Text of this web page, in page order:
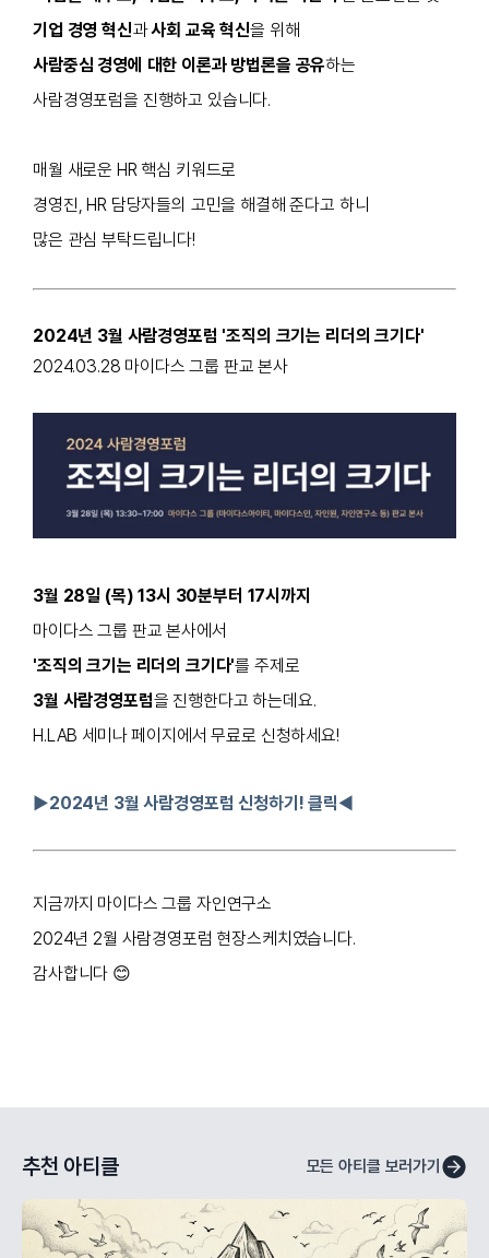
기업 경영 혁신과사회 교육 혁신을 위해
사람중심 경영에 대한 이론과 방법론을 공유하는
사람경영포럼을 진행하고 있습니다.
매월 새로운 HR 핵심 키워드로
경영진, HR 담당자들의 고민을 해결해 준다고 하니
많은 관심 부탁드립니다!
2024년 3월 사람경영포럼 '조직의 크기는 리더의 크기다'
2024.03.28 마이다스 그룹 판교 본사
3월 28일 (목) 13시 30분부터 17시까지
마이다스 그룹 판교 본사에서
'조직의 크기는 리더의 크기다'를 주제로
3월 사람경영포럼을 진행한다고 하는데요.
H.LAB 세미나 페이지에서 무료로 신청하세요!
▶2024년 3월 사람경영포럼 신청하기! 클릭◀
지금까지 마이다스 그룹 자인연구소
2024년 2월 사람경영포럼 현장스케치였습니다.
감사합니다 😊
추천 아티클 모든 아티클 보러가기